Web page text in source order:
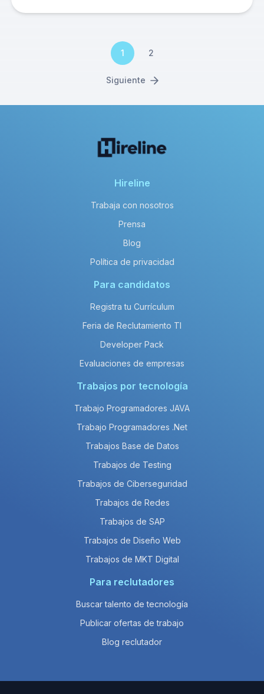
1 2
Siguiente
Hireline
Trabaja con nosotros
Prensa
Blog
Política de privacidad
Para candidatos
Registra tu Currículum
Feria de Reclutamiento TI
Developer Pack
Evaluaciones de empresas
Trabajos por tecnología
Trabajo Programadores JAVA
Trabajo Programadores .Net
Trabajos Base de Datos
Trabajos de Testing
Trabajos de Ciberseguridad
Trabajos de Redes
Trabajos de SAP
Trabajos de Diseño Web
Trabajos de MKT Digital
Para reclutadores
Buscar talento de tecnología
Publicar ofertas de trabajo
Blog reclutador